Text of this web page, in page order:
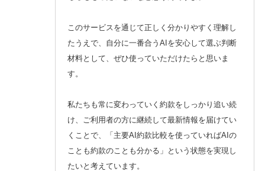
このサービスを通じて正しく分かりやすく理解し
たうえで、自分に一番合うAIを安心して選ぶ判断
材料として、ぜひ使っていただけたらと思いま
す。
私たちも常に変わっていく約款をしっかり追い続
け、ご利用者の方に継続して最新情報を届けてい
くことで、「主要AI約款比較を使っていればAIの
ことも約款のことも分かる」という状態を実現し
たいと考えています。